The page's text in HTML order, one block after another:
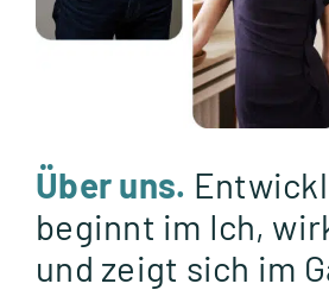
Über uns.
beginnt im Ich,
und zeigt sich im